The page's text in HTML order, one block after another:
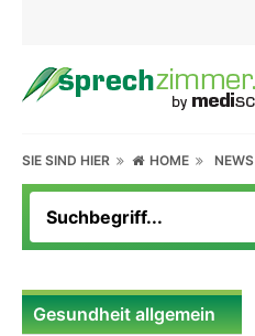
SIE SIND HIER HOME NEWS
Gesundheit allgemein